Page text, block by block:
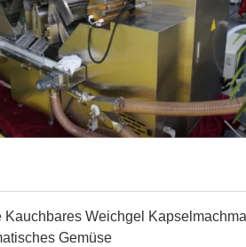
Kauchbares Weichgel
Gemüse